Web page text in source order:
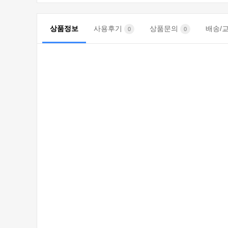
상품정보 사용후기 0 상품문의 0 배송/